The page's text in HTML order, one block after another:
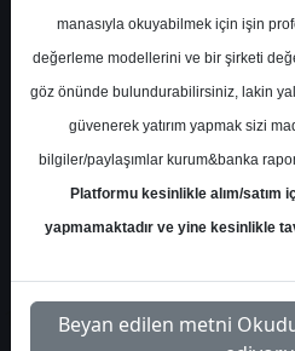
S.No Dosya Adı
1
alnus-yatirim-aghol-
fiyat-4409984
manasıyla okuyabilmek için işin
değerleme modellerini ve bir şirketi
göz önünde bulundurabilirsiniz, lakin
güvenerek yatırım yapmak sizi
bilgiler/paylaşımlar kurum&banka
Platformu kesinlikle alım/satım
yapmamaktadır ve yine kesinlikle
Beyan edilen metni Okudum,